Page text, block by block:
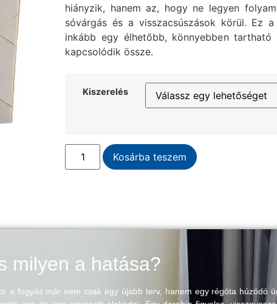
hiányzik, hanem az, hogy ne legyen
sóvárgás és a visszacsúszások körül. Ez
inkább egy élhetőbb, könnyebben tartható
kapcsolódik össze.
Kiszerelés
Kosárba teszem
milyen a hatása?
a fogyás már nem csak egy újabb terv, hanem egy régóta húzódó